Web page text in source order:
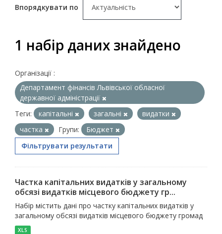
Впорядкувати по
1 набір даних знайдено
Організації :
Департамент фінансів Львівської обласної
державної адміністрації
Теги:
капітальні загальні
видатки
частка
Групи:
Бюджет
Фільтрувати результати
Частка капітальних видатків у загальному
обсязі видатків місцевого бюджету гр...
Набір містить дані про частку капітальних видатків у
загальному обсязі видатків місцевого бюджету громад
XLS